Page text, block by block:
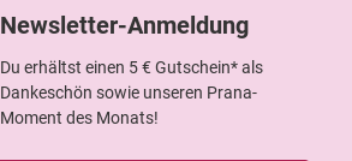
Newsletter-Anmeldung
Du erhältst einen 5 € Gutschein* als
Dankeschön sowie unseren Prana-
Moment des Monats!